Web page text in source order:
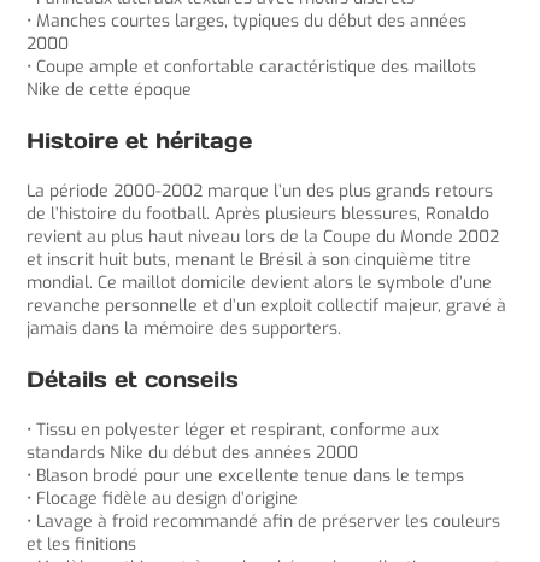
• Manches courtes larges, typiques du début des années
2000
• Coupe ample et confortable caractéristique des maillots
Nike de cette époque
Histoire et héritage
La période 2000-2002 marque l’un des plus grands retours
de l’histoire du football. Après plusieurs blessures, Ronaldo
revient au plus haut niveau lors de la Coupe du Monde 2002
et inscrit huit buts, menant le Brésil à son cinquième titre
mondial. Ce maillot domicile devient alors le symbole d’une
revanche personnelle et d’un exploit collectif majeur, gravé à
jamais dans la mémoire des supporters.
Détails et conseils
• Tissu en polyester léger et respirant, conforme aux
standards Nike du début des années 2000
• Blason brodé pour une excellente tenue dans le temps
• Flocage fidèle au design d’origine
• Lavage à froid recommandé afin de préserver les couleurs
et les finitions